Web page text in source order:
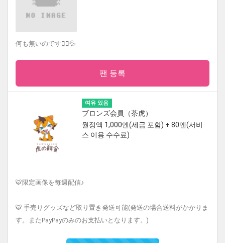
何も無いのです🙇‍♀️💦
팬 등록
여유 있음
ブロンズ会員（茶虎）
월정액 1,000엔(세금 포함) + 80엔(서비
스 이용 수수료)
🐯限定画像を毎週配信♪
🐯 手売りグッズなど取り置き発送可能(発送の場合送料がかかりま
す。またPayPayのみのお支払いとなります。)